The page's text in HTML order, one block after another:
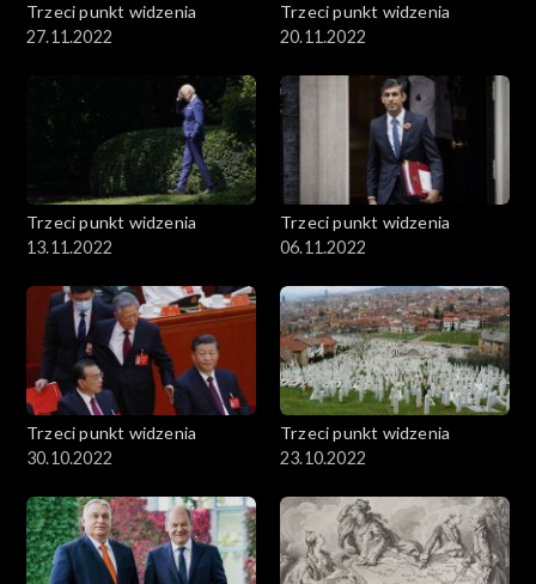
Trzeci punkt widzenia
27.11.2022
Trzeci punkt widzenia
20.11.2022
Trzeci punkt widzenia
13.11.2022
Trzeci punkt widzenia
06.11.2022
Trzeci punkt widzenia
30.10.2022
Trzeci punkt widzenia
23.10.2022